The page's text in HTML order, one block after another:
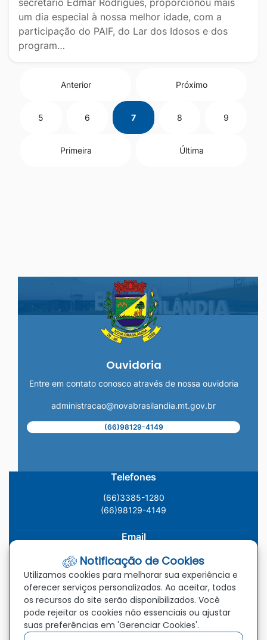
secretário Edmar Rodrigues, proporcionou mais
um dia especial à nossa melhor idade, com a
participação do PAIF, do Lar dos Idosos e dos
program…
Primeira
Anterior
5 6 7 8 9
Próximo
Última
Seção do Rodapé e Ouvidoria/
Ouvidoria
Entre em contato conosco através de nossa ouvidoria
administracao@novabrasilandia.mt.gov.br
(66)98129-4149
Telefones
(66)3385-1280
(66)98129-4149
Email
administracao@novabrasilandia.mt.gov.br
Localização
Av. Vereador Genival Nunes Araújo, 993, Centro, Nova
Brasilândia - MT, CEP: 78.860-000
Notificação de Cookies
Utilizamos cookies para melhorar sua experiência e
oferecer serviços personalizados. Ao aceitar, todos
os recursos do site serão disponibilizados. Você
pode rejeitar os cookies não essenciais ou ajustar
suas preferências em 'Gerenciar Cookies'.